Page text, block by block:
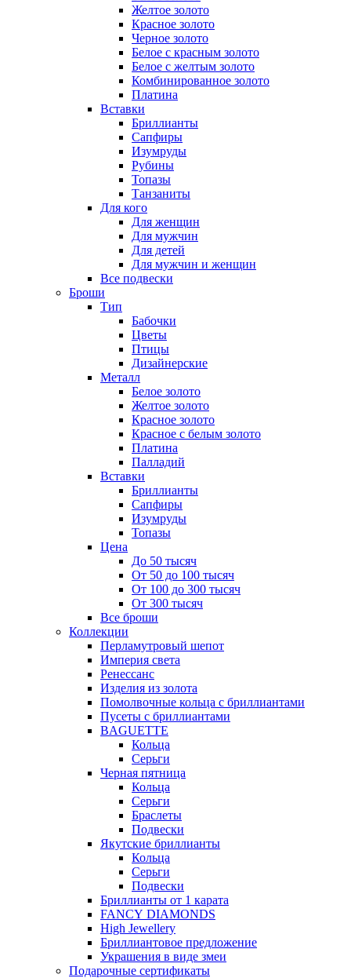
Желтое золото
Красное золото
Черное золото
Белое с красным золото
Белое с желтым золото
Комбинированное золото
Платина
Вставки
Бриллианты
Сапфиры
Изумруды
Рубины
Топазы
Танзаниты
Для кого
Для женщин
Для мужчин
Для детей
Для мужчин и женщин
Все подвески
Броши
Тип
Бабочки
Цветы
Птицы
Дизайнерские
Металл
Белое золото
Желтое золото
Красное золото
Красное с белым золото
Платина
Палладий
Вставки
Бриллианты
Сапфиры
Изумруды
Топазы
Цена
До 50 тысяч
От 50 до 100 тысяч
От 100 до 300 тысяч
От 300 тысяч
Все броши
Коллекции
Перламутровый шепот
Империя света
Ренессанс
Изделия из золота
Помолвочные кольца с бриллиантами
Пусеты с бриллиантами
BAGUETTE
Кольца
Серьги
Черная пятница
Кольца
Серьги
Браслеты
Подвески
Якутские бриллианты
Кольца
Серьги
Подвески
Бриллианты от 1 карата
FANCY DIAMONDS
High Jewellery
Бриллиантовое предложение
Украшения в виде змеи
Подарочные сертификаты